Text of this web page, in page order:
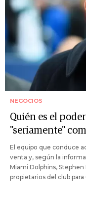
NEGOCIOS
Quién es el
"seriamente"
El equipo que conduce
venta y, según la
Miami Dolphins,
propietarios del club para